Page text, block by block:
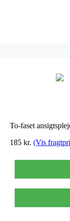
To-faset
185 kr. (Vis